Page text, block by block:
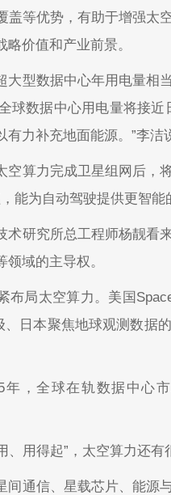
盖等优势，有助于增强太
价值和产业前景。
大型数据中心年用电量相
球数据中心用电量将接
力补充地面能源。”李洁
空算力完成卫星组网后，
能为自动驾驶提供更智
术研究所总工程师杨靓看
域的主导权。
布局太空算力。美国
、日本聚焦地球观测数据
年，全球在轨数据中心
、用得起”，太空算力还有
间通信、星载芯片、能源